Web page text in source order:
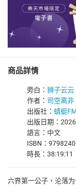
商品詳情
旁白： 狮子云云
作者： 司空离非
出版社： 蜻蜓
出版日期：
語言：中文
ISBN：
時長：38:19:11
六界第一公子，沦落